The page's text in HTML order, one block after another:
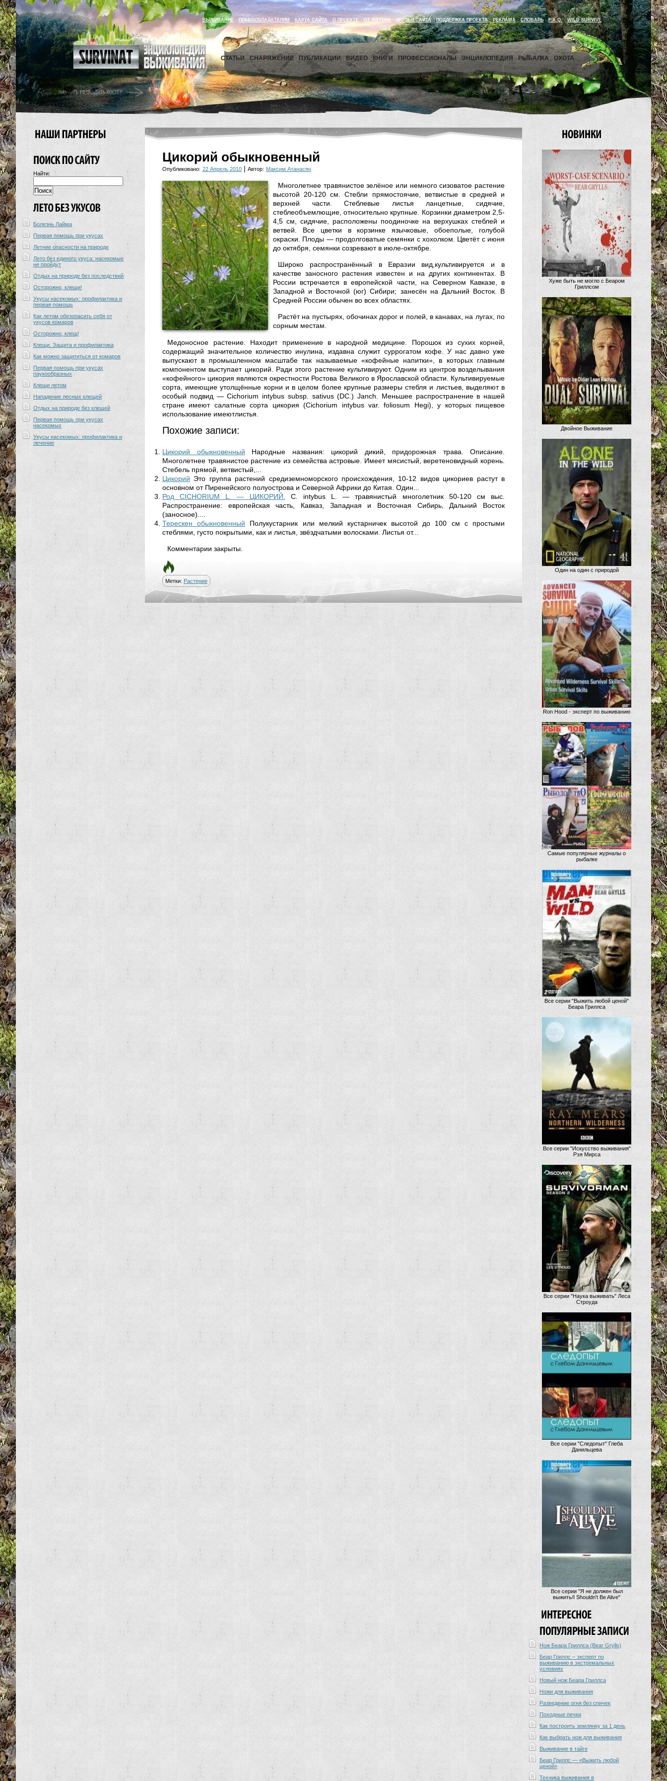
ВЫЖИВАНИЕ ПРАВООБЛАДАТЕЛЯМ КАРТА САЙТА О ПРОЕКТЕ ОТ АВТОРА ДРУЗЬЯ САЙТА ПОДДЕРЖКА ПРОЕКТА РЕКЛАМА СЛОВАРЬ F.A.Q. WILD SURVIVE
СТАТЬИ СНАРЯЖЕНИЕ ПУБЛИКАЦИИ ВИДЕО КНИГИ ПРОФЕССИОНАЛЫ ЭНЦИКЛОПЕДИЯ РЫБАЛКА ОХОТА
Найти:
Болезнь Лайма
Первая помощь при укусах
Летние опасности на природе
Лето без единого укуса: насекомые
не пройдут
Отдых на природе без последствий
Осторожно, клещи!
Укусы насекомых: профилактика и
первая помощь
Как летом обезопасить себя от
укусов комаров
Осторожно, клещ!
Клещи. Защита и профилактика
Как можно защититься от комаров
Первая помощь при укусах
паукообразных
Клещи летом
Нападение лесных клещей
Отдых на природе без клещей
Первая помощь при укусах
насекомых
Укусы насекомых: профилактика и
лечение
Цикорий обыкновенный
Опубликовано: 22 Апрель 2010 | Автор: Максим Атанасян
Многолетнее травянистое зелёное или не­много сизоватое растение
высотой 20-120 см. Стебли прямостоячие, ветвистые в средней и
верхней части. Стеблевые листья ланцетные, сидячие,
стеблеобъемлющие, относительно крупные. Корзинки диаметром 2,5-
4,5 см, си­дячие, расположены поодиночке на верхушках стеблей и
ветвей. Все цветки в корзинке языч­ковые, обоеполые, голубой
окраски. Плоды — продолговатые семянки с хохолком. Цветёт с июня
до октября, семянки созревают в июле-октябре.
Широко распространённый в Евразии вид,культивируется и в
качестве заносного растения известен и на других континентах. В
России встречается в европейской части, на Северном Кавказе, в
Западной и Восточной (юг) Сибири; занесён на Дальний Восток. В
Средней России обычен во всех областях.
Растёт на пустырях, обочинах дорог и полей, в канавах, на лугах, по
сорным местам.
Медоносное растение. Находит применение в народной медицине. Порошок из сухих корней,
содержащий значительное количество инулина, издавна служит суррогатом кофе. У нас давно уже
выпускают в промышленном масштабе так называемые «кофейные напитки», в которых главным
компонентом выступает цикорий. Ради этого растение культивируют. Одним из центров возделывания
«кофейного» цикория являются окрестности Ростова Великого в Ярославской области. Культивируемые
сорта, имеющие утолщённые корни и в целом более крупные размеры стебля и листьев, выделяют в
особый подвид — Cichorium intybus subsp. sativus (DC.) Janch. Меньшее распространение в нашей
стране имеют салатные сорта цикория (Cichorium intybus var. foliosum Hegi), у которых пищевое
использование имеютлистья.
Похожие записи:
Цикорий обыкновенный
Народные названия: цикорий дикий, придорожная трава. Описание.
Многолетнее травянистое растение из семейства астровые. Имеет мясистый, веретеновидный корень.
Стебель прямой, ветвистый,...
Цикорий Это группа растений средиземноморского происхожде­ния, 10-12 видов цикориев растут в
основном от Пиреней­ского полуострова и Северной Африки до Китая. Один...
Род CICHORIUM L. — ЦИКОРИЙ.
С. intybus L. — травянистый многолетник 50-120 см выс.
Распространение: европейская часть, Кавказ, Западная и Восточная Сибирь, Дальний Восток
(заносное)....
Терескен обыкновенный
Полукустарник или мелкий кустар­ничек высотой до 100 см с простыми
стеблями, густо покрытыми, как и лис­тья, звёздчатыми волосками. Листья от...
Комментарии закрыты.
Метки: Растение
Хуже быть не могло с Беаром
Гриллсом
Двойное Выживание
Один на один с природой
Ron Hood - эксперт по выживанию
Самые популярные журналы о
рыбалке
Все серии "Выжить любой ценой"
Беара Гриллса
Все серии "Искусство выживания"
Рэя Мирса
Все серии "Наука выживать" Леса
Строуда
Все серии "Следопыт" Глеба
Данильцева
Все серии "Я не должен был
выжить/I Shouldn't Be Alive"
Нож Беара Гриллса (Bear Grylls)
Беар Гриллс – эксперт по
выживанию в экстремальных
условиях
Новый нож Беара Гриллса
Ножи для выживания
Разведение огня без спичек
Походные печки
Как построить землянку за 1 день
Как выбрать нож для выживания
Выживание в тайге
Беар Гриллс — «Выжить любой
ценой»
Техника выживания в